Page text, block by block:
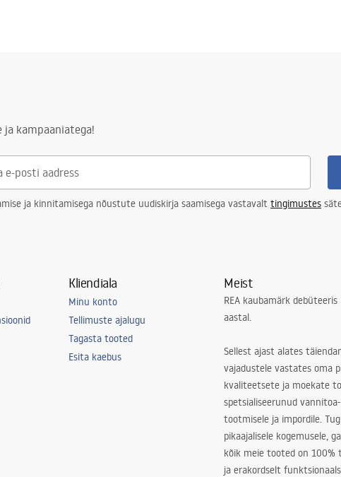
ja kampaaniatega!
ja kinnitamisega nõustute uudiskirja saamisega vastavalt tingimustes
Kliendiala
Minu konto
Tellimuste ajalugu
Tagasta tooted
Esita kaebus
Meist
REA kaubamärk
aastal.
Sellest ajast alates
vajadustele vastates oma
kvaliteetsete ja moekate
spetsialiseerunud
tootmisele ja impordile.
pikaajalisele kogemusele,
kõik meie tooted on 100%
ja erakordselt